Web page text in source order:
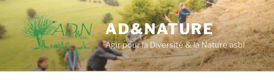
au
contenu
principal
AD&NATURE
Agir pour la Diversité & la Nature asbl